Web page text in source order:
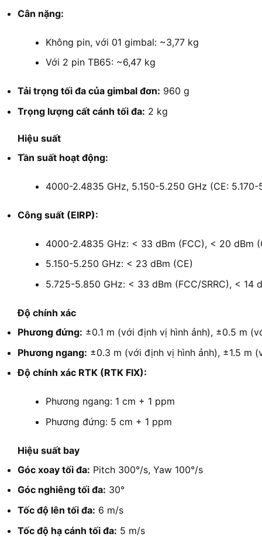
Cân nặng:
Không pin, với 01 gimbal: ~3,77 kg
Với 2 pin TB65: ~6,47 kg
Tải trọng tối đa của gimbal đơn: 960 g
Trọng lượng cất cánh tối đa: 2 kg
Hiệu suất
Tần suất hoạt động:
4000-2.4835 GHz, 5.150-5.250 GHz (CE:
Công suất (EIRP):
4000-2.4835 GHz: < 33 dBm (FCC), < 20 dBm
5.150-5.250 GHz: < 23 dBm (CE)
5.725-5.850 GHz: < 33 dBm (FCC/SRRC), < 14
Độ chính xác
Phương đứng: ±0.1 m (với định vị hình ảnh), ±0.5 m
Phương ngang: ±0.3 m (với định vị hình ảnh), ±1.5 m
Độ chính xác RTK (RTK FIX):
Phương ngang: 1 cm + 1 ppm
Phương đứng: 5 cm + 1 ppm
Hiệu suất bay
Góc xoay tối đa: Pitch 300°/s, Yaw 100°/s
Góc nghiêng tối đa: 30°
Tốc độ lên tối đa: 6 m/s
Tốc độ hạ cánh tối đa: 5 m/s